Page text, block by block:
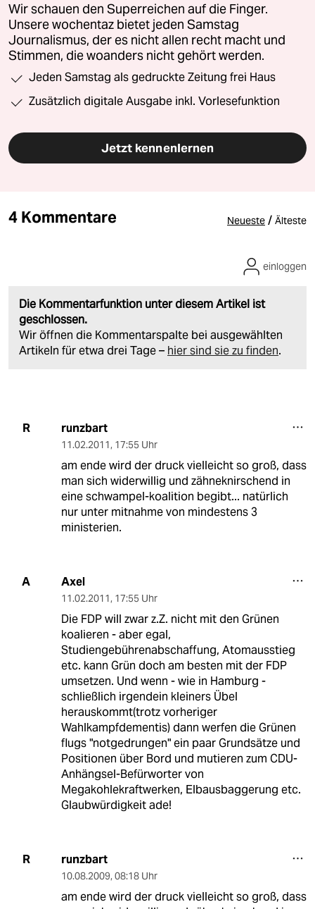
Wir schauen den Superreichen auf die Finger.
Unsere wochentaz bietet jeden Samstag
Journalismus, der es nicht allen recht macht und
Stimmen, die woanders nicht gehört werden.
Jeden Samstag als gedruckte Zeitung frei Haus
Zusätzlich digitale Ausgabe inkl. Vorlesefunktion
Jetzt kennenlernen
4 Kommentare Neueste / Älteste
Die Kommentarfunktion unter diesem Artikel ist
geschlossen.
Wir öffnen die Kommentarspalte bei ausgewählten
Artikeln für etwa drei Tage – hier sind sie zu finden.
einloggen
R runzbart
11.02.2011, 17:55 Uhr
am ende wird der druck vielleicht so groß, dass
man sich widerwillig und zähneknirschend in
eine schwampel-koalition begibt... natürlich
nur unter mitnahme von mindestens 3
ministerien.
A Axel
11.02.2011, 17:55 Uhr
Die FDP will zwar z.Z. nicht mit den Grünen
koalieren - aber egal,
Studiengebührenabschaffung, Atomausstieg
etc. kann Grün doch am besten mit der FDP
umsetzen. Und wenn - wie in Hamburg -
schließlich irgendein kleiners Übel
herauskommt(trotz vorheriger
Wahlkampfdementis) dann werfen die Grünen
flugs "notgedrungen" ein paar Grundsätze und
Positionen über Bord und mutieren zum CDU-
Anhängsel-Befürworter von
Megakohlekraftwerken, Elbausbaggerung etc.
Glaubwürdigkeit ade!
R runzbart
10.08.2009, 08:18 Uhr
am ende wird der druck vielleicht so groß, dass